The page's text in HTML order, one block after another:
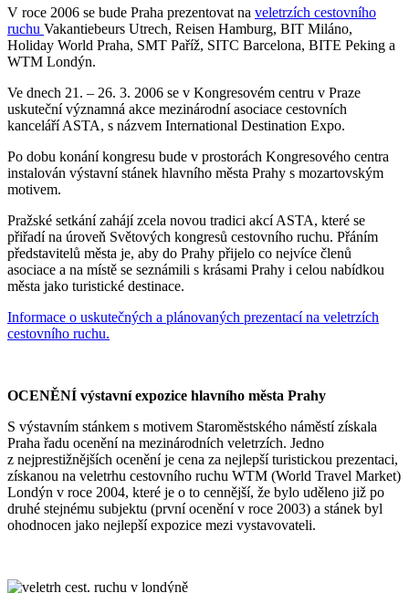
V roce 2006 se bude Praha prezentovat na veletrzích cestovního
ruchu Vakantiebeurs Utrech, Reisen Hamburg, BIT Miláno,
Holiday World Praha, SMT Paříž, SITC Barcelona, BITE Peking a
WTM Londýn.
Ve dnech 21. – 26. 3. 2006 se v Kongresovém centru v Praze
uskuteční významná akce mezinárodní asociace cestovních
kanceláří ASTA, s názvem International Destination Expo.
Po dobu konání kongresu bude v prostorách Kongresového centra
instalován výstavní stánek hlavního města Prahy s mozartovským
motivem.
Pražské setkání zahájí zcela novou tradici akcí ASTA, které se
přiřadí na úroveň Světových kongresů cestovního ruchu. Přáním
představitelů města je, aby do Prahy přijelo co nejvíce členů
asociace a na místě se seznámili s krásami Prahy i celou nabídkou
města jako turistické destinace.
Informace o uskutečných a plánovaných prezentací na veletrzích
cestovního ruchu.
OCENĚNÍ výstavní expozice hlavního města Prahy
S výstavním stánkem s motivem Staroměstského náměstí získala
Praha řadu ocenění na mezinárodních veletrzích. Jedno
z nejprestižnějších ocenění je cena za nejlepší turistickou prezentaci,
získanou na veletrhu cestovního ruchu WTM (World Travel Market)
Londýn v roce 2004, které je o to cennější, že bylo uděleno již po
druhé stejnému subjektu (první ocenění v roce 2003) a stánek byl
ohodnocen jako nejlepší expozice mezi vystavovateli.